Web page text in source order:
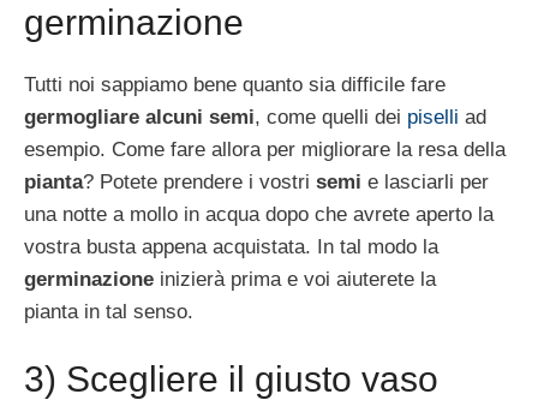
germinazione
Tutti noi sappiamo bene quanto sia difficile fare
germogliare alcuni semi, come quelli dei piselli ad
esempio. Come fare allora per migliorare la resa della
pianta? Potete prendere i vostri semi e lasciarli per
una notte a mollo in acqua dopo che avrete aperto la
vostra busta appena acquistata. In tal modo la
germinazione inizierà prima e voi aiuterete la
pianta in tal senso.
3) Scegliere il giusto vaso